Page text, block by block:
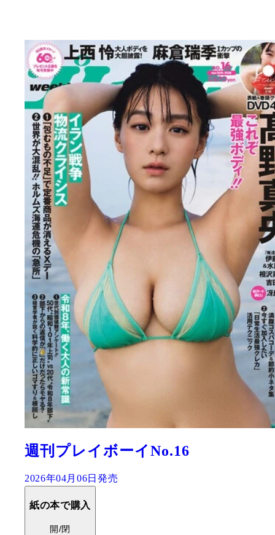
週刊プレイボーイNo.16
2026年04月06日発売
紙の本で購入
開/閉